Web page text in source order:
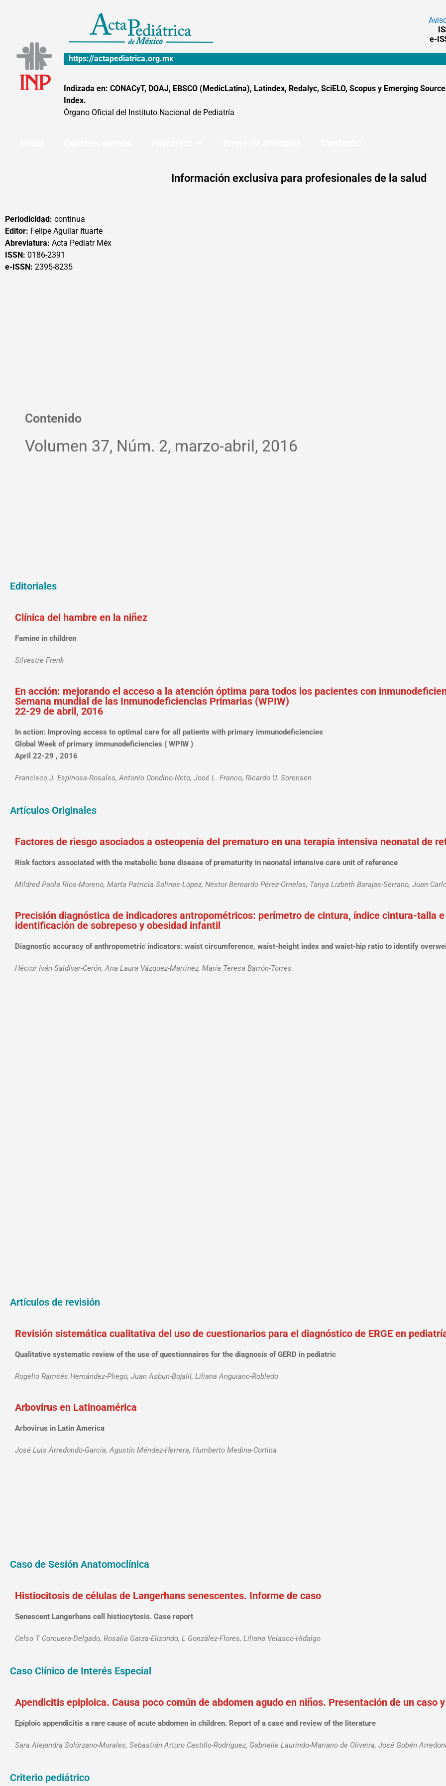
e-
https://actapediatrica.org.mx
Indizada en: CONACyT, DOAJ, EBSCO (MedicLatina), Latindex, Redalyc, SciELO, Scopus y Emerging
Index.
Órgano Oficial del Instituto Nacional de Pediatría
Información exclusiva para profesionales de la salud
Periodicidad: continua
Editor: Felipe Aguilar Ituarte
Abreviatura: Acta Pediatr Méx
ISSN: 0186-2391
e-ISSN: 2395-8235
Contenido
Volumen 37, Núm. 2, marzo-abril, 2016
Editoriales
Clínica del hambre en la niñez
Famine in children
Silvestre Frenk
En acción: mejorando el acceso a la atención óptima para todos los pacientes con
Semana mundial de las Inmunodeficiencias Primarias (WPIW)
22-29 de abril, 2016
In action: Improving access to optimal care for all patients with primary immunodeficiencies
Global Week of primary immunodeficiencies ( WPIW )
April 22-29 , 2016
Francisco J. Espinosa-Rosales, Antonio Condino-Neto, José L. Franco, Ricardo U. Sorensen
Artículos Originales
Factores de riesgo asociados a osteopenia del prematuro en una terapia intensiva neonatal de
Risk factors associated with the metabolic bone disease of prematurity in neonatal intensive care unit of reference
Mildred Paola Ríos-Moreno, Marta Patricia Salinas-López, Néstor Bernardo Pérez-Ornelas, Tanya Lizbeth Barajas-Serrano, Juan
Precisión diagnóstica de indicadores antropométricos: perímetro de cintura, índice cintura-talla
identificación de sobrepeso y obesidad infantil
Diagnostic accuracy of anthropometric indicators: waist circumference, waist-height index and waist-hip ratio to identify
Héctor Iván Saldívar-Cerón, Ana Laura Vázquez-Martínez, María Teresa Barrón-Torres
Artículos de revisión
Revisión sistemática cualitativa del uso de cuestionarios para el diagnóstico de ERGE en
Qualitative systematic review of the use of questionnaires for the diagnosis of GERD in pediatric
Rogelio Ramsés Hernández-Pliego, Juan Asbun-Bojalil, Liliana Anguiano-Robledo
Arbovirus en Latinoamérica
Arbovirus in Latin America
José Luis Arredondo-García, Agustín Méndez-Herrera, Humberto Medina-Cortina
Caso de Sesión Anatomoclínica
Histiocitosis de células de Langerhans senescentes. Informe de caso
Senescent Langerhans cell histiocytosis. Case report
Celso T Corcuera-Delgado, Rosalía Garza-Elizondo, L González-Flores, Liliana Velasco-Hidalgo
Caso Clínico de Interés Especial
Apendicitis epiploica. Causa poco común de abdomen agudo en niños. Presentación de un caso
Epiploic appendicitis a rare cause of acute abdomen in children. Report of a case and review of the literature
Sara Alejandra Solórzano-Morales, Sebastián Arturo Castillo-Rodríguez, Gabrielle Laurindo-Mariano de Oliveira, José Gobén
Criterio pediátrico